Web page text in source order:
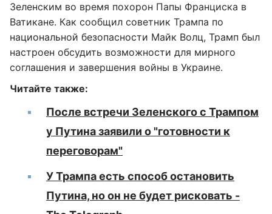
Зеленским во время похорон Папы Франциска в
Ватикане. Как сообщил советник Трампа по
национальной безопасности Майк Волц, Трамп был
настроен обсудить возможности для мирного
соглашения и завершения войны в Украине.
Читайте также:
После встречи Зеленского с Трампом
у Путина заявили о "готовности к
переговорам"
У Трампа есть способ остановить
Путина, но он не будет рисковать -